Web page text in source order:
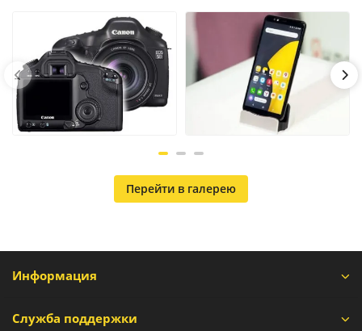
Перейти в галерею
Информация
Служба поддержки